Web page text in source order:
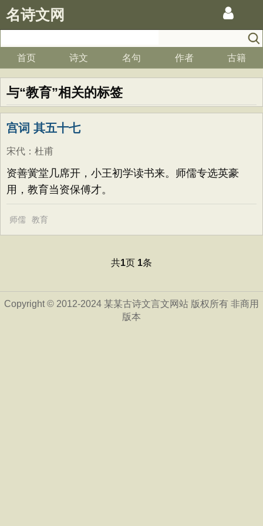
名诗文网
首页 诗文 名句 作者 古籍
与“教育”相关的标签
宫词 其五十七
宋代 ： 杜甫
资善黉堂几席开，小王初学读书来。师儒专选英豪
用，教育当资保傅才。
师儒 教育
共1页 1条
Copyright © 2012-2024 某某古诗文言文网站 版权所有 非商用
版本